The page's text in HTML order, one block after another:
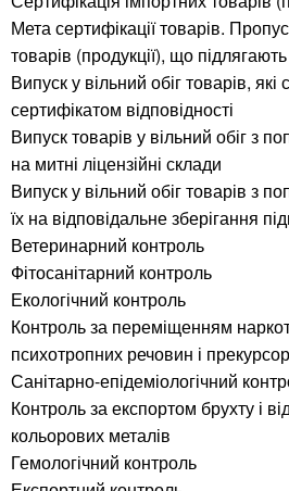
Мета сертифікації товарів.
товарів (продукції), що підлягають
Випуск у вільний обіг товарів,
сертифікатом відповідності
Випуск товарів у вільний обіг з
на митні ліцензійні склади
Випуск у вільний обіг товарів з
їх на відповідальне зберігання
Ветеринарний контроль
Фітосанітарний контроль
Екологічний контроль
Контроль за переміщенням
психотропних речовин і
Санітарно-епідеміологічний
Контроль за експортом брухту і
кольорових металів
Гемологічний контроль